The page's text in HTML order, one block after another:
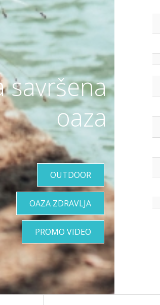
savršena
oaza
OUTDOOR
OAZA ZDRAVLJA
PROMO VIDEO